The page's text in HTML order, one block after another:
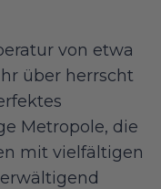
von etwa
über herrscht
Metropole, die
mit vielfältigen